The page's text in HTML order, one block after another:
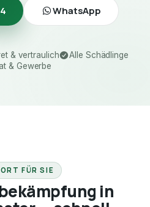
WhatsApp
& vertraulich
Alle Schädlinge
& Gewerbe
FÜR SIE
in